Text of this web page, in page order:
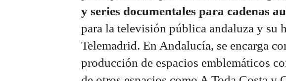
y series documentales para cadenas
para la televisión pública andaluza y su
Telemadrid. En Andalucía, se encarga
producción de espacios emblemáticos